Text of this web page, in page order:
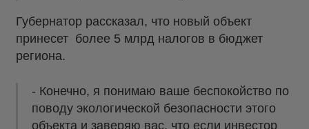
Губернатор рассказал, что новый объект
принесет более 5 млрд налогов в бюджет
региона.
- Конечно, я понимаю ваше беспокойство по
поводу экологической безопасности этого
объекта и заверяю вас, что если инвестор